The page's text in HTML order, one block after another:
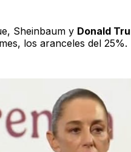
Sheinbaum y Donald
los aranceles del 25%.